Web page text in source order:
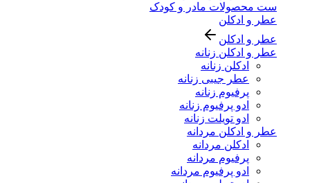
ست محصولات مادر و کودک
عطر و ادکلن
عطر و ادکلن
عطر و ادکلن زنانه
ادکلن زنانه
عطر جیبی زنانه
پرفیوم زنانه
ادو پرفیوم زنانه
ادو تویلت زنانه
عطر و ادکلن مردانه
ادکلن مردانه
پرفیوم مردانه
ادو پرفیوم مردانه